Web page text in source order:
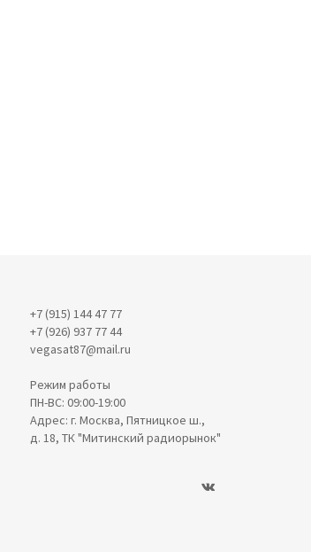
+7 (915) 144 47 77
+7 (926) 937 77 44
vegasat87@mail.ru
Режим работы
ПН-ВС: 09:00-19:00
Адрес: г. Москва, Пятницкое ш.,
д. 18, ТК "Митинский радиорынок"